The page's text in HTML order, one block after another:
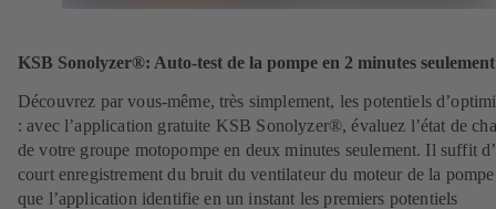
KSB Sonolyzer®: Auto-test de la pompe en 2 minutes seulement
Découvrez par vous-même, très simplement, les potentiels
: avec l’application gratuite KSB Sonolyzer®, évaluez l’état de
de votre groupe motopompe en deux minutes seulement. Il suffit
court enregistrement du bruit du ventilateur du moteur de la
que l’application identifie en un instant les premiers potentiels